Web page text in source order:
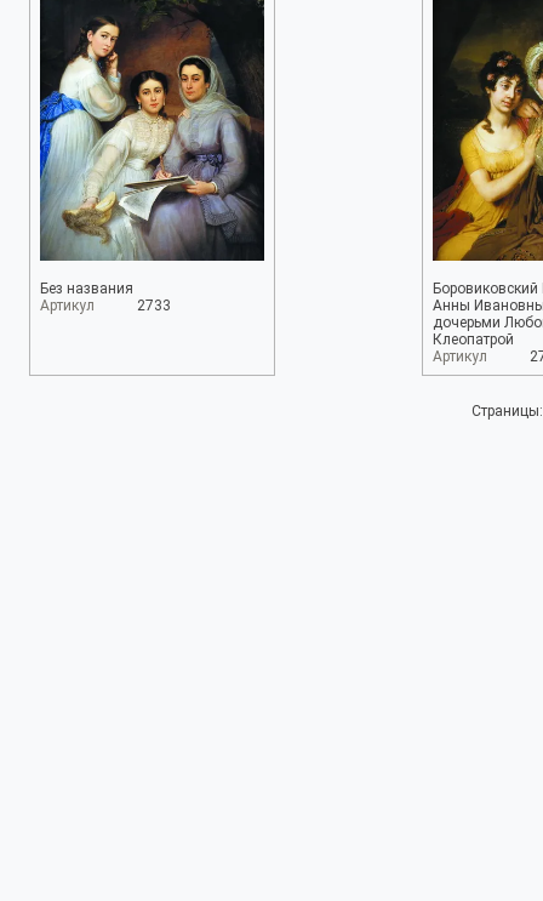
Без названия
Артикул
2733
Боровиковский
Анны
дочерьми
Клеопатрой
Артикул
Страницы: